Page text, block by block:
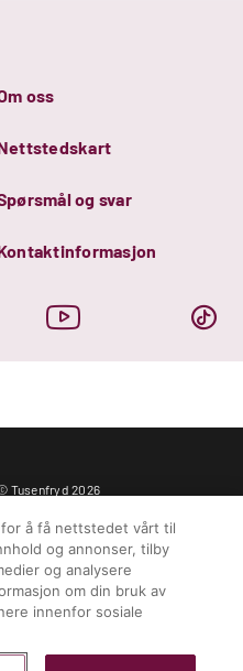
oss
og svar
Tusenfryd 2026
å få nettstedet vårt til
og annonser, tilby
og analysere
om din bruk av
innenfor sosiale